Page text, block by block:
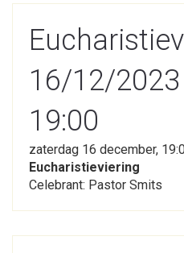
16/12/
19:00
zaterdag 16 december,
Eucharistieviering
Celebrant: Pastor Smits